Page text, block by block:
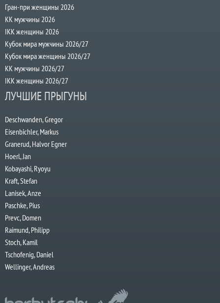
Гран-при женщины 2026
КК мужчины 2026
IKK женщины 2026
Кубок мира мужчины 2026/27
Кубок мира женщины 2026/27
КК мужчины 2026/27
IKK женщины 2026/27
ЛУЧШИЕ ПРЫГУНЫ
Deschwanden, Gregor
Eisenbichler, Markus
Granerud, Halvor Egner
Hoerl, Jan
Kobayashi, Ryoyu
Kraft, Stefan
Lanisek, Anze
Paschke, Pius
Prevc, Domen
Raimund, Philipp
Stoch, Kamil
Tschofenig, Daniel
Wellinger, Andreas